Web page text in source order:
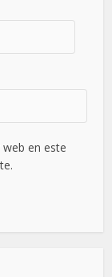
en este